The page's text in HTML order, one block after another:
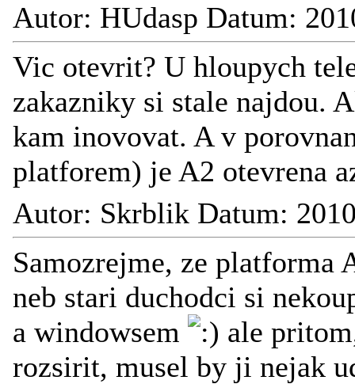
Autor: HUdasp Datum:
Vic otevrit? U hloupych
zakazniky si stale najdou.
kam inovovat. A v
platforem) je A2 otevrena
Autor: Skrblik Datum:
Samozrejme, ze platforma
neb stari duchodci si
a windowsem
ale
rozsirit, musel by ji nejak